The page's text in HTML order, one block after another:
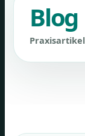
Blog
Praxisartikel